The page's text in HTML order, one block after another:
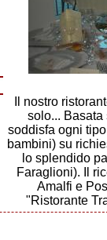
Il nostro
solo...
soddisfa ogni
bambini) su
lo splendido
Faraglioni). Il
Amalfi e
"Ristorante